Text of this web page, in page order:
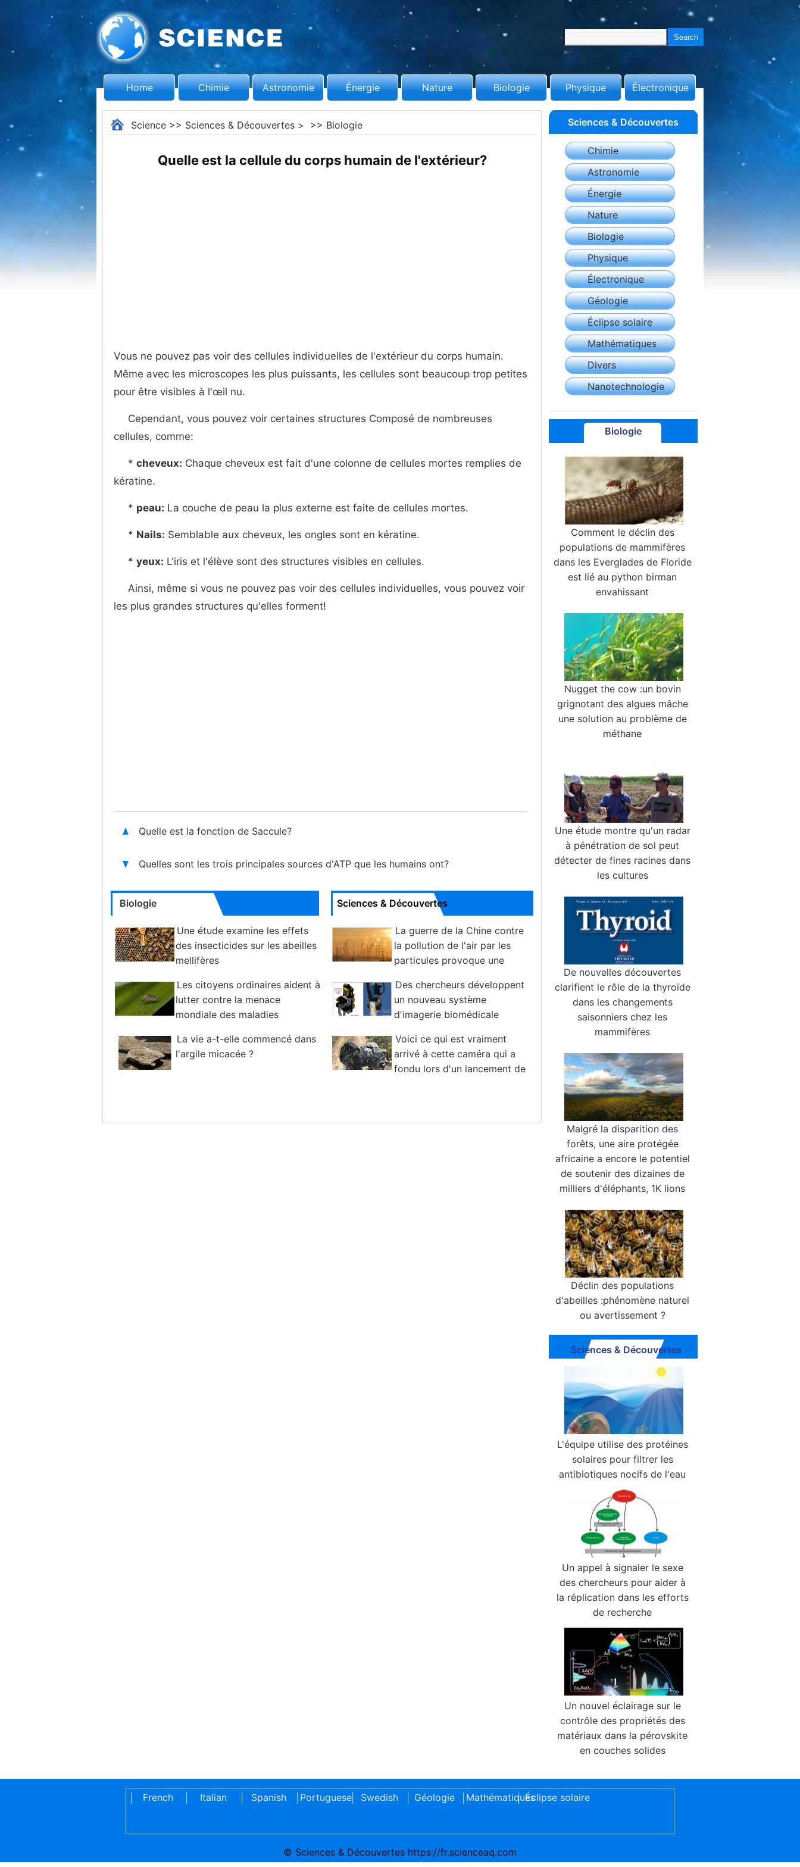
Home Chimie Astronomie Énergie Nature Biologie Physique Électronique
Science>> Sciences & Découvertes> >> Biologie
Quelle est la cellule du corps humain de l'extérieur?
Vous ne pouvez pas voir des cellules individuelles de l'extérieur du corps humain.
Même avec les microscopes les plus puissants, les cellules sont beaucoup trop petites
pour être visibles à l'œil nu.
Cependant, vous pouvez voir certaines structures Composé de nombreuses
cellules, comme:
* cheveux: Chaque cheveux est fait d'une colonne de cellules mortes remplies de
kératine.
* peau: La couche de peau la plus externe est faite de cellules mortes.
* Nails: Semblable aux cheveux, les ongles sont en kératine.
* yeux: L'iris et l'élève sont des structures visibles en cellules.
Ainsi, même si vous ne pouvez pas voir des cellules individuelles, vous pouvez voir
les plus grandes structures qu'elles forment!
Quelle est la fonction de Saccule?
Quelles sont les trois principales sources d'ATP que les humains ont?
Biologie
Une étude examine les effets
des insecticides sur les abeilles
mellifères
Les citoyens ordinaires aident à
lutter contre la menace
mondiale des maladies
La vie a-t-elle commencé dans
l'argile micacée ?
Sciences & Découvertes
La guerre de la Chine contre
la pollution de l'air par les
particules provoque une
Des chercheurs développent
un nouveau système
d'imagerie biomédicale
Voici ce qui est vraiment
arrivé à cette caméra qui a
fondu lors d'un lancement de
Sciences & Découvertes
Chimie
Astronomie
Énergie
Nature
Biologie
Physique
Électronique
Géologie
Éclipse solaire
Mathématiques
Divers
Nanotechnologie
Biologie
Comment le déclin des
populations de mammifères
dans les Everglades de Floride
est lié au python birman
envahissant
Nugget the cow :un bovin
grignotant des algues mâche
une solution au problème de
méthane
Une étude montre qu'un radar
à pénétration de sol peut
détecter de fines racines dans
les cultures
De nouvelles découvertes
clarifient le rôle de la thyroïde
dans les changements
saisonniers chez les
mammifères
Malgré la disparition des
forêts, une aire protégée
africaine a encore le potentiel
de soutenir des dizaines de
milliers d'éléphants, 1K lions
Déclin des populations
d'abeilles :phénomène naturel
ou avertissement ?
Sciences & Découvertes
L'équipe utilise des protéines
solaires pour filtrer les
antibiotiques nocifs de l'eau
Un appel à signaler le sexe
des chercheurs pour aider à
la réplication dans les efforts
de recherche
Un nouvel éclairage sur le
contrôle des propriétés des
matériaux dans la pérovskite
en couches solides
French Italian Spanish Portuguese| Swedish Géologie Mathématiques
| Éclipse solaire
© Sciences & Découvertes https://fr.scienceaq.com